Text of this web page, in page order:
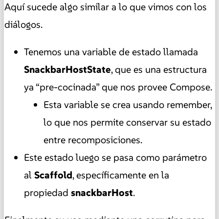
Aquí sucede algo similar a lo que vimos con los
diálogos.
Tenemos una variable de estado llamada
SnackbarHostState, que es una estructura
ya “pre-cocinada” que nos provee Compose.
Esta variable se crea usando remember,
lo que nos permite conservar su estado
entre recomposiciones.
Este estado luego se pasa como parámetro
al Scaffold, específicamente en la
propiedad snackbarHost.